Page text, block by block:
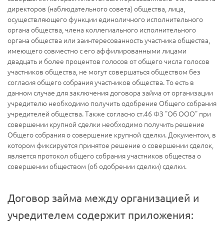
директоров (наблюдательного совета) общества, лица,
осуществляющего функции единоличного исполнительного
органа общества, члена коллегиального исполнительного
органа общества или заинтересованность участника общества,
имеющего совместно с его аффилированными лицами
двадцать и более процентов голосов от общего числа голосов
участников общества, не могут совершаться обществом без
согласия общего собрания участников общества. То есть в
данном случае для заключения договора займа от организации
учредителю необходимо получить одобрение Общего собрания
учредителей общества. Также согласно ст.46 ФЗ "Об ООО" при
совершении крупной сделки необходимо получить решение
Общего собрания о совершение крупной сделки. Документом, в
котором фиксируется принятое решение о совершении сделок,
является протокол общего собрания участников общества о
совершении обществом (об одобрении сделки) сделки.
Договор займа между организацией и
учредителем содержит приложения: